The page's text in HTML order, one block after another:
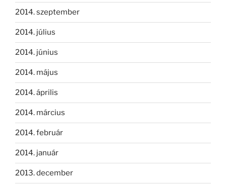
2014. szeptember
2014. július
2014. június
2014. május
2014. április
2014. március
2014. február
2014. január
2013. december